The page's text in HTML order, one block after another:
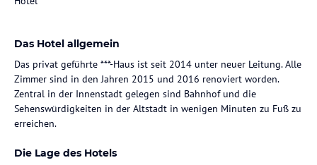
Das Hotel allgemein
Das privat geführte ***-Haus ist seit 2014 unter neuer Leitung. Alle
Zimmer sind in den Jahren 2015 und 2016 renoviert worden.
Zentral in der Innenstadt gelegen sind Bahnhof und die
Sehenswürdigkeiten in der Altstadt in wenigen Minuten zu Fuß zu
erreichen.
Die Lage des Hotels